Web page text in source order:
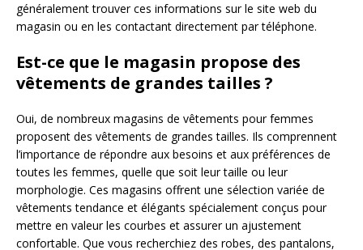
généralement trouver ces informations sur le site web du
magasin ou en les contactant directement par téléphone.
Est-ce que le magasin propose des
vêtements de grandes tailles ?
Oui, de nombreux magasins de vêtements pour femmes
proposent des vêtements de grandes tailles. Ils comprennent
l’importance de répondre aux besoins et aux préférences de
toutes les femmes, quelle que soit leur taille ou leur
morphologie. Ces magasins offrent une sélection variée de
vêtements tendance et élégants spécialement conçus pour
mettre en valeur les courbes et assurer un ajustement
confortable. Que vous recherchiez des robes, des pantalons,